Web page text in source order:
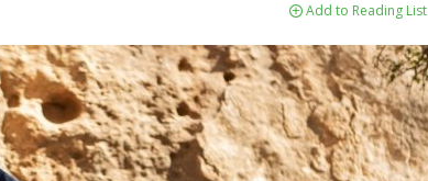
Add to Reading List